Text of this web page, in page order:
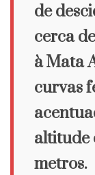
de
cerca
à Mata
curvas
altitude
metros.